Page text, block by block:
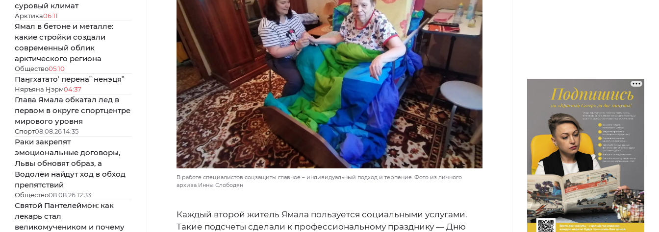
суровый климат
Арктика06:11
Ямал в бетоне и металле:
какие стройки создали
современный облик
арктического региона
Общество05:10
Паӈгхататоʼ перенаˮ ненэцяˮ
Няръяна Ӈэрм04:37
Глава Ямала обкатал лед в
первом в округе спортцентре
мирового уровня
Спорт08.08.26 14:35
Раки закрепят
эмоциональные договоры,
Львы обновят образ, а
Водолеи найдут ход в обход
препятствий
Общество08.08.26 12:33
Святой Пантелеймон: как
лекарь стал
великомучеником и почему
В работе специалистов соцзащиты главное – индивидуальный подход и терпение. Фото из личного
архива Инны Слободян
Каждый второй житель Ямала пользуется социальными услугами.
Такие подсчеты сделали к профессиональному празднику — Дню